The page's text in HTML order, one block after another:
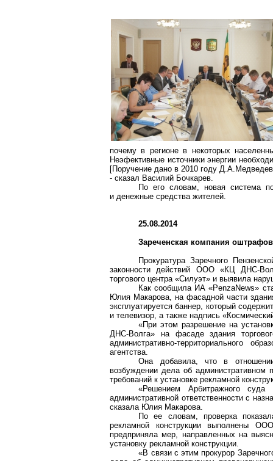
почему в регионе в некоторых
Неэфективные источники энергии
[Поручение дано в 2010 году
- сказал Василий Бочкарев.
По его словам, новая система
и денежные средства жителей.
25.08.2014
Зареченская компания
Прокуратура Заречного
законности действий ООО «КЦДНС-
торгового центра «Силуэт» и выявила
Как сообщила ИА «PenzaNews»
Юлия Макарова, на фасадной части
эксплуатируется баннер, который
и телевизор, а также надпись
«При этом разрешение на
ДНС-Волга» на фасаде здания
административно-территориального
агентства.
Она добавила, что в
возбуждении дела об
требований к установке рекламной
«Решением Арбитражного суда
административной ответственности с
сказала Юлия Макарова.
По ее словам, проверка
рекламной конструкции выполнены
предприняла мер, направленных на
установку рекламной конструкции.
«В связи с этим прокурор